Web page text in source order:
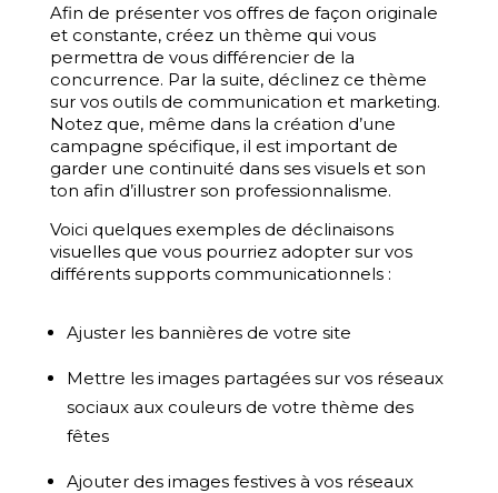
Afin de présenter vos offres de façon originale
et constante, créez un thème qui vous
permettra de vous différencier de la
concurrence. Par la suite, déclinez ce thème
sur vos outils de communication et marketing.
Notez que, même dans la création d’une
campagne spécifique, il est important de
garder une continuité dans ses visuels et son
ton afin d’illustrer son professionnalisme.
Voici quelques exemples de déclinaisons
visuelles que vous pourriez adopter sur vos
différents supports communicationnels :
Ajuster les bannières de votre site
Mettre les images partagées sur vos réseaux
sociaux aux couleurs de votre thème des
fêtes
Ajouter des images festives à vos réseaux